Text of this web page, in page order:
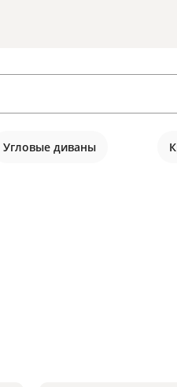
Угловые диваны